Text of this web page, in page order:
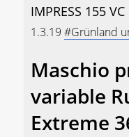
IMPRESS 155
1.3.19 #Grünland
Maschio
variable
Extreme